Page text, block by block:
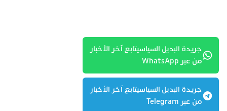
جريدة البديل السياسيتابع آخر الأخبار
من عبر WhatsApp
جريدة البديل السياسيتابع آخر الأخبار
من عبر Telegram